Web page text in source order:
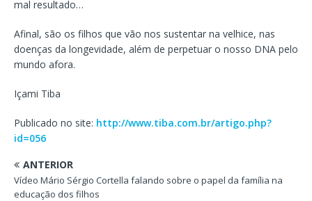
mal resultado…
Afinal, são os filhos que vão nos sustentar na velhice, nas
doenças da longevidade, além de perpetuar o nosso DNA pelo
mundo afora.
Içami Tiba
Publicado no site: http://www.tiba.com.br/artigo.php?
id=056
ANTERIOR
Vídeo Mário Sérgio Cortella falando sobre o papel da família na
educação dos filhos